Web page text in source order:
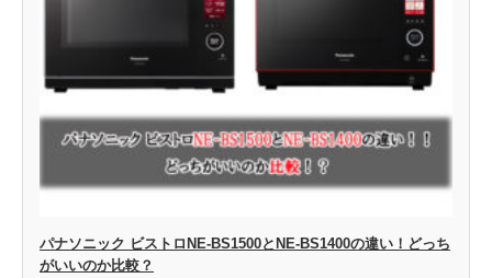
パナソニック ビストロNE-BS1500とNE-BS1400の違い！どっち
がいいのか比較？